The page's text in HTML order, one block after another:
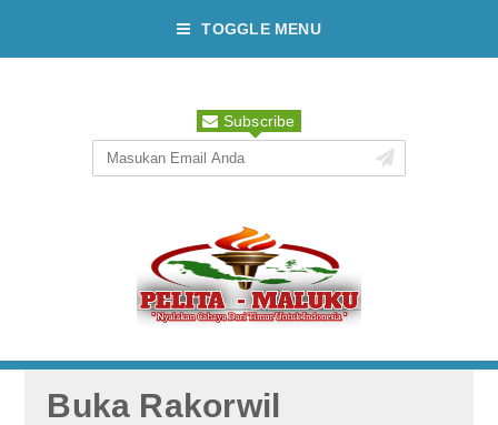
TOGGLE MENU
Subscribe
Buka Rakorwil